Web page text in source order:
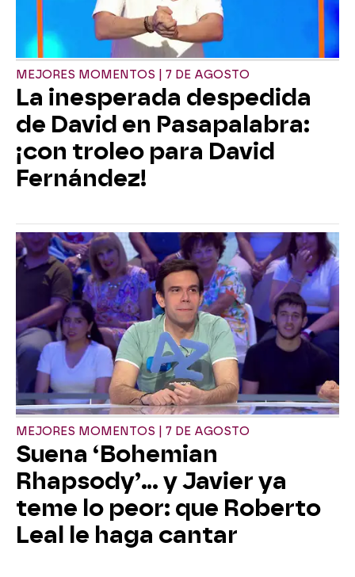
MEJORES MOMENTOS | 7 DE AGOSTO
La inesperada despedida
de David en Pasapalabra:
¡con troleo para David
Fernández!
MEJORES MOMENTOS | 7 DE AGOSTO
Suena ‘Bohemian
Rhapsody’... y Javier ya
teme lo peor: que Roberto
Leal le haga cantar